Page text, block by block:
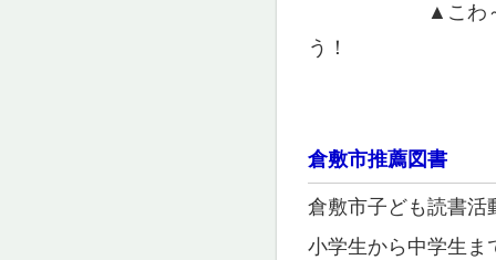
▲こわ～い
う！
倉敷市推薦図書
倉敷市子ども読書活
小学生から中学生ま